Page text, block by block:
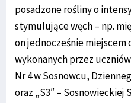
posadzone rośliny o
stymulujące węch – np.
on jednocześnie miejscem
wykonanych przez
Nr 4 w Sosnowcu,
oraz „S3″ – Sosnowieckiej